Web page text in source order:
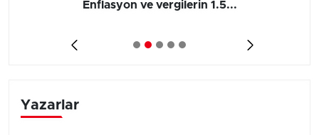
Enflasyon ve vergilerin 1.5...
Yazarlar